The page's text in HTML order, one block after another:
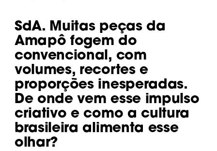
SdA. Muitas peças da
Amapô fogem do
convencional, com
volumes, recortes e
proporções inesperadas.
De onde vem esse impulso
criativo e como a cultura
brasileira alimenta esse
olhar?